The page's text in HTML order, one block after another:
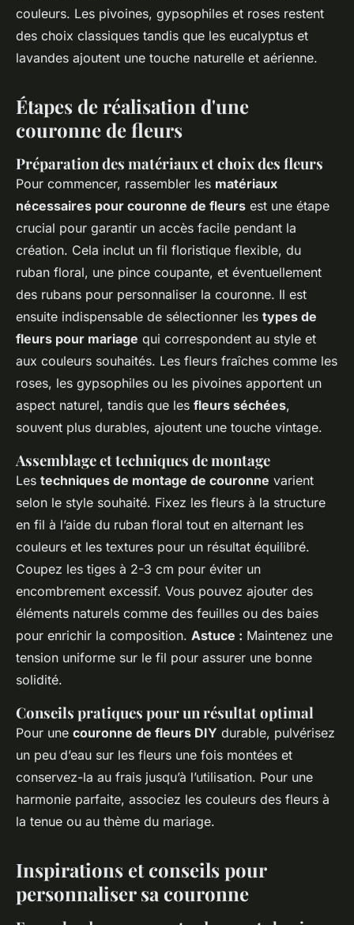
couleurs. Les pivoines, gypsophiles et roses restent
des choix classiques tandis que les eucalyptus et
lavandes ajoutent une touche naturelle et aérienne.
Étapes de réalisation d'une
couronne de fleurs
Préparation des matériaux et choix des fleurs
Pour commencer, rassembler les matériaux
nécessaires pour couronne de fleurs est une étape
crucial pour garantir un accès facile pendant la
création. Cela inclut un fil floristique flexible, du
ruban floral, une pince coupante, et éventuellement
des rubans pour personnaliser la couronne. Il est
ensuite indispensable de sélectionner les types de
fleurs pour mariage qui correspondent au style et
aux couleurs souhaités. Les fleurs fraîches comme les
roses, les gypsophiles ou les pivoines apportent un
aspect naturel, tandis que les fleurs séchées,
souvent plus durables, ajoutent une touche vintage.
Assemblage et techniques de montage
Les techniques de montage de couronne varient
selon le style souhaité. Fixez les fleurs à la structure
en fil à l’aide du ruban floral tout en alternant les
couleurs et les textures pour un résultat équilibré.
Coupez les tiges à 2-3 cm pour éviter un
encombrement excessif. Vous pouvez ajouter des
éléments naturels comme des feuilles ou des baies
pour enrichir la composition. Astuce : Maintenez une
tension uniforme sur le fil pour assurer une bonne
solidité.
Conseils pratiques pour un résultat optimal
Pour une couronne de fleurs DIY durable, pulvérisez
un peu d’eau sur les fleurs une fois montées et
conservez-la au frais jusqu’à l’utilisation. Pour une
harmonie parfaite, associez les couleurs des fleurs à
la tenue ou au thème du mariage.
Inspirations et conseils pour
personnaliser sa couronne